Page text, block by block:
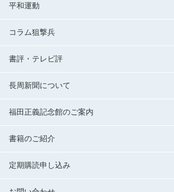
平和運動
コラム狙撃兵
書評・テレビ評
長周新聞について
福田正義記念館のご案内
書籍のご紹介
定期購読申し込み